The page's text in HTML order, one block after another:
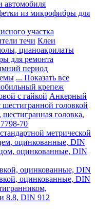
автомобиля
из микрофибры для
участка
течи Клеи
цианоакрилаты
для ремонта
период
... Показать все
крепеж
с гайкой Анкерный
головкой
головка,
70
метрической
оцинкованные, DIN
оцинкованные, DIN
оцинкованные, DIN
оцинкованные, DIN
8.8, DIN 912